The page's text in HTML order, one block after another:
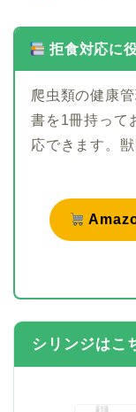
拒食対応に
爬虫類の健康
書を1冊持って
応できます。
シリンジはこ